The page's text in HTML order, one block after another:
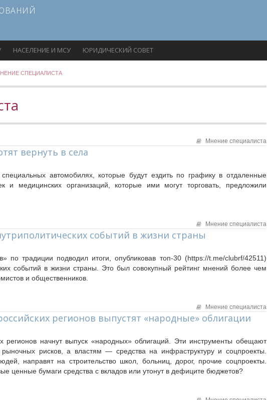
НАСЕЛЕНИЕ И МСУ ЮРИДИЧЕСКИЙ СОВЕТ
СПЕЦИАЛИСТА
Мнение специалиста
вернуть в села
автомобилях, которые будут ездить по графику в отдаленные
и медицинских организаций, которые ими могут торговать, предложили
Мнение специалиста
событий в жизни страны
по традиции подводил итоги, опубликовав топ-30 (https://t.me/clubrf/42511)
событий в жизни страны. Это был совокупный рейтинг мнений более чем
и общественников.
Мнение специалиста
регионов выпустят «народные» облигации
регионов начнут выпуск «народных» облигаций. Эти инструменты обещают
рисков, а властям — средства на инфраструктуру и соцпроекты.
направят на строительство школ, больниц, дорог, прочие соцпроекты.
ценные бумаги средства с вкладов или утонут в дефиците бюджетов?